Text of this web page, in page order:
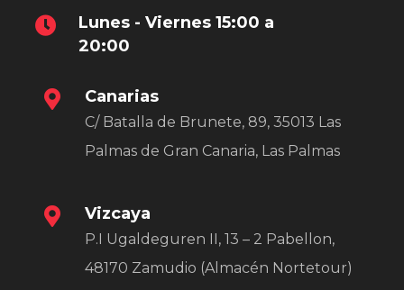
Lunes - Viernes 15:00 a
20:00
Canarias
C/ Batalla de Brunete, 89, 35013 Las
Palmas de Gran Canaria, Las Palmas
Vizcaya
P.I Ugaldeguren II, 13 – 2 Pabellon,
48170 Zamudio (Almacén Nortetour)